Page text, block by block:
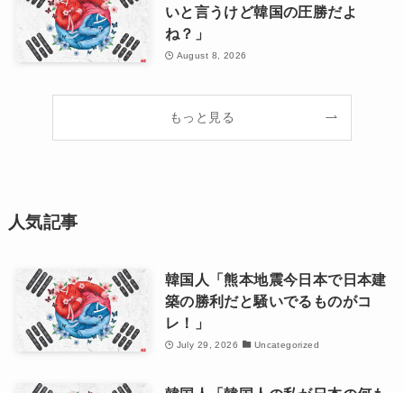
いと言うけど韓国の圧勝だよ
ね？」
August 8, 2026
もっと見る
人気記事
韓国人「熊本地震今日本で日本建
築の勝利だと騒いでるものがコ
レ！」
July 29, 2026 Uncategorized